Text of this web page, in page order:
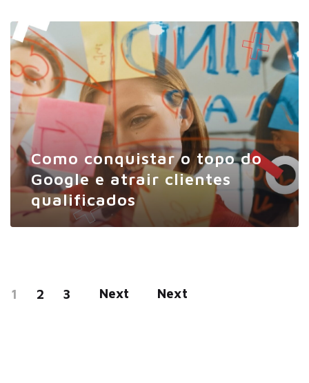
Como conquistar o topo do
Google e atrair clientes
qualificados
1 2 3 Next Next